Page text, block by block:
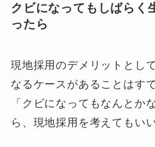
クビになってもしばらく
ったら
現地採用のデメリットとし
なるケースがあることはす
「クビになってもなんとか
ら、現地採用を考えてもい